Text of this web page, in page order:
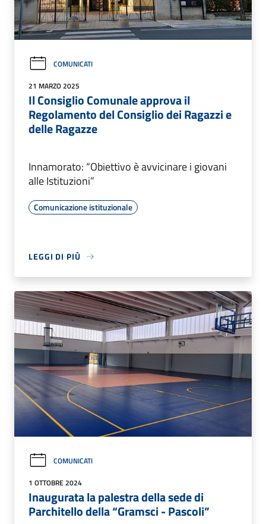
COMUNICATI
21 MARZO 2025
Il Consiglio Comunale approva il
Regolamento del Consiglio dei Ragazzi e
delle Ragazze
Innamorato: “Obiettivo è avvicinare i giovani
alle Istituzioni”
Comunicazione istituzionale
LEGGI DI PIÙ
COMUNICATI
1 OTTOBRE 2024
Inaugurata la palestra della sede di
Parchitello della “Gramsci - Pascoli”